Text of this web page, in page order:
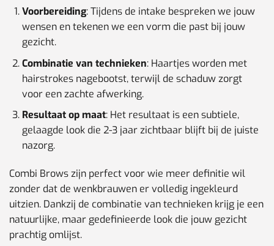
Voorbereiding: Tijdens de intake bespreken we jouw
wensen en tekenen we een vorm die past bij jouw
gezicht.
Combinatie van technieken: Haartjes worden met
hairstrokes nagebootst, terwijl de schaduw zorgt
voor een zachte afwerking.
Resultaat op maat: Het resultaat is een subtiele,
gelaagde look die 2-3 jaar zichtbaar blijft bij de juiste
nazorg.
Combi Brows zijn perfect voor wie meer definitie wil
zonder dat de wenkbrauwen er volledig ingekleurd
uitzien. Dankzij de combinatie van technieken krijg je een
natuurlijke, maar gedefinieerde look die jouw gezicht
prachtig omlijst.